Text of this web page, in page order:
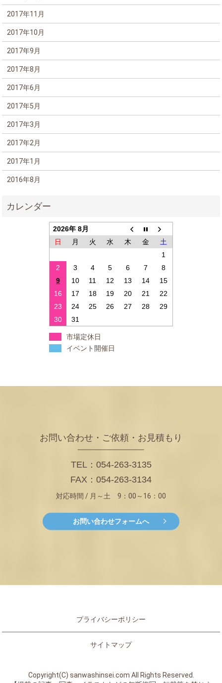
2017年11月
2017年10月
2017年9月
2017年8月
2017年6月
2017年5月
2017年3月
2017年2月
2017年1月
2016年8月
2026年 8月
日
月 火 水 木 金
土
1
2
3 4 5 6 7
8
9
10 11 12 13 14
15
16
17 18 19 20 21
22
23
24 25 26 27 28
29
30
31
市場定休日
イベント開催日
お問い合わせ・ご依頼・お見積もり
TEL：054-263-3135
FAX：054-263-3134
対応時間 / 月～土 9：00～16：00
お問い合わせフォームへ
プライバシーポリシー
サイトマップ
Copyright(C) sanwashinsei.com All Rights Reserved.